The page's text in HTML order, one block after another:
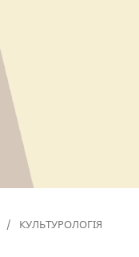
/ КУЛЬТУРОЛОГІЯ